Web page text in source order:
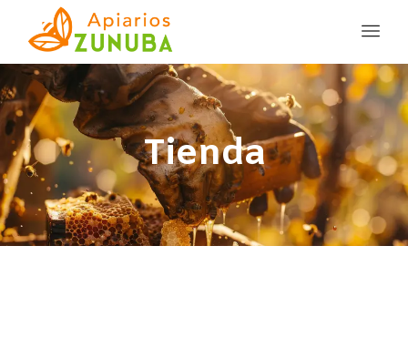
Tienda